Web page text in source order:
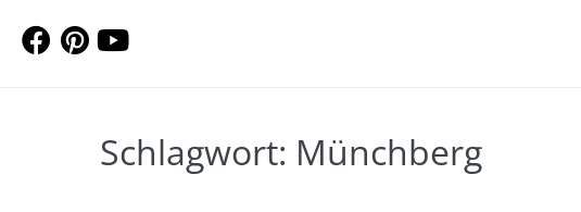
Schlagwort: Münchberg